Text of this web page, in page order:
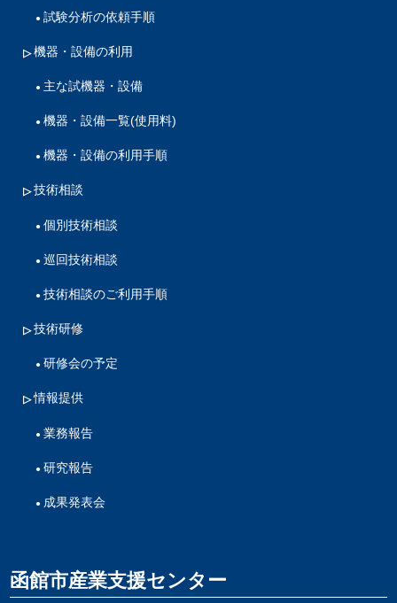
試験分析の依頼手順
機器・設備の利用
主な試機器・設備
機器・設備一覧(使用料)
機器・設備の利用手順
技術相談
個別技術相談
巡回技術相談
技術相談のご利用手順
技術研修
研修会の予定
情報提供
業務報告
研究報告
成果発表会
函館市産業支援センター